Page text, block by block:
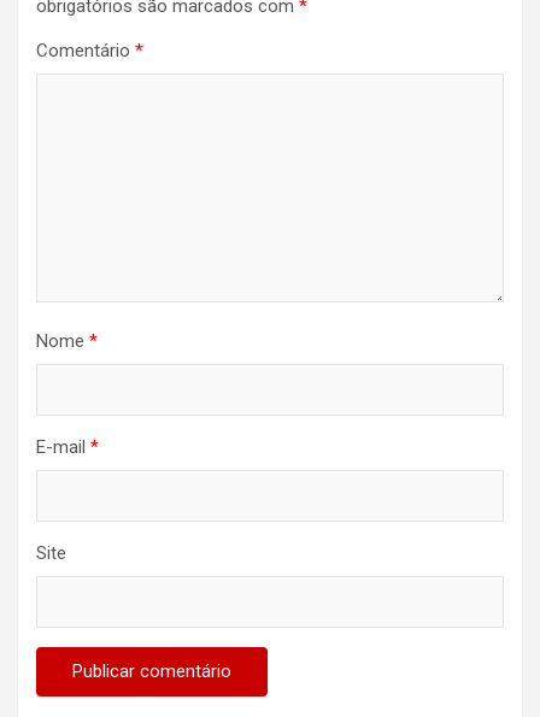
obrigatórios são marcados com *
Comentário *
Nome *
E-mail *
Site